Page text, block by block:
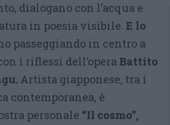
dialogano con l’acqua e
in poesia visibile. E lo
passeggiando in centro a
i riflessi dell’operaBattito
Artista giapponese, tra i
contemporanea, è
personale “Il cosmo”,